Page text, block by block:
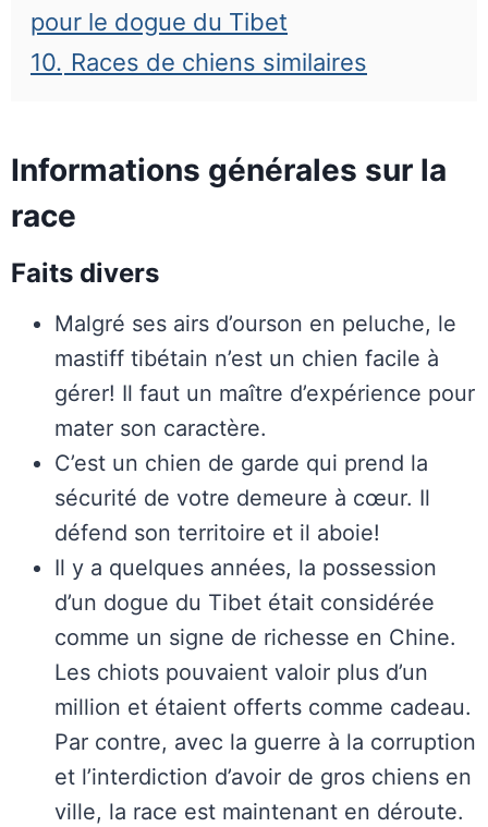
pour le dogue du Tibet
10. Races de chiens similaires
Informations générales sur la
race
Faits divers
Malgré ses airs d’ourson en peluche, le
mastiff tibétain n’est un chien facile à
gérer! Il faut un maître d’expérience pour
mater son caractère.
C’est un chien de garde qui prend la
sécurité de votre demeure à cœur. Il
défend son territoire et il aboie!
Il y a quelques années, la possession
d’un dogue du Tibet était considérée
comme un signe de richesse en Chine.
Les chiots pouvaient valoir plus d’un
million et étaient offerts comme cadeau.
Par contre, avec la guerre à la corruption
et l’interdiction d’avoir de gros chiens en
ville, la race est maintenant en déroute.